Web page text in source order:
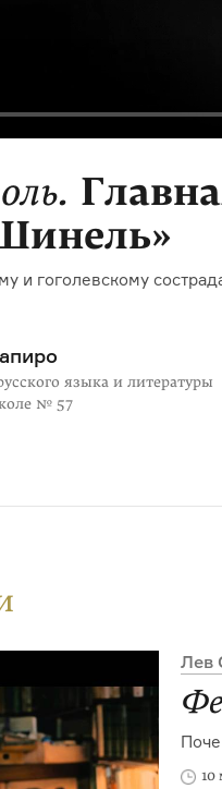
и гоголевскому
языка и литературы
№ 57
Лев
10